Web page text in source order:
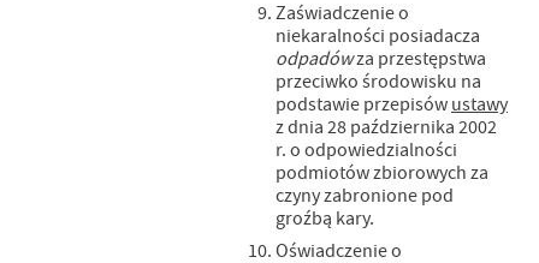
Zaświadczenie o
niekaralności posiadacza
odpadówza przestępstwa
przeciwko środowisku na
podstawie przepisów ustawy
z dnia 28 października 2002
r. o odpowiedzialności
podmiotów zbiorowych za
czyny zabronione pod
groźbą kary.
Oświadczenie o